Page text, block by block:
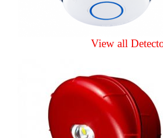
View all